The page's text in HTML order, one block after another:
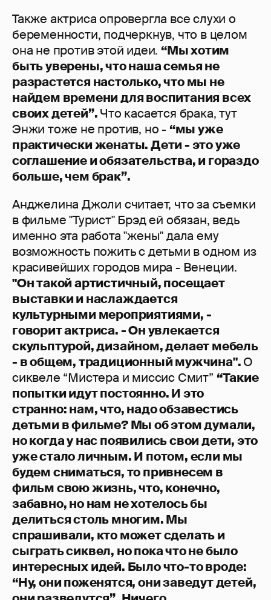
Также актриса опровергла все слухи о
беременности, подчеркнув, что в целом
она не против этой идеи. “Мы хотим
быть уверены, что наша семья не
разрастется настолько, что мы не
найдем времени для воспитания всех
своих детей”.Что касается брака, тут
Энжи тоже не против, но - “мы уже
практически женаты. Дети - это уже
соглашение и обязательства, и гораздо
больше, чем брак”.
Анджелина Джоли считает, что за съемки
в фильме "Турист" Брэд ей обязан, ведь
именно эта работа "жены" дала ему
возможность пожить с детьми в одном из
красивейших городов мира - Венеции.
"Он такой артистичный, посещает
выставки и наслаждается
культурными мероприятиями, -
говорит актриса. - Он увлекается
скульптурой, дизайном, делает мебель
- в общем, традиционный мужчина".О
сиквеле “Мистера и миссис Смит” “Такие
попытки идут постоянно. И это
странно: нам, что, надо обзавестись
детьми в фильме? Мы об этом думали,
но когда у нас появились свои дети, это
уже стало личным. И потом, если мы
будем сниматься, то привнесем в
фильм свою жизнь, что, конечно,
забавно, но нам не хотелось бы
делиться столь многим. Мы
спрашивали, кто может сделать и
сыграть сиквел, но пока что не было
интересных идей. Было что-то вроде:
“Ну, они поженятся, они заведут детей,